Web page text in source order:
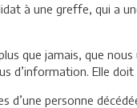
à une greffe, qui a
que jamais, que
d’information. Elle doit
d’une personne